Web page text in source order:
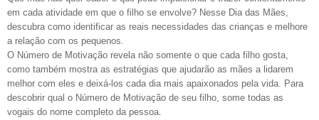
em cada atividade em que o filho se envolve? Nesse Dia das Mães,
descubra como identificar as reais necessidades das crianças e melhore
a relação com os pequenos.
O Número de Motivação revela não somente o que cada filho gosta,
como também mostra as estratégias que ajudarão as mães a lidarem
melhor com eles e deixá-los cada dia mais apaixonados pela vida. Para
descobrir qual o Número de Motivação de seu filho, some todas as
vogais do nome completo da pessoa.